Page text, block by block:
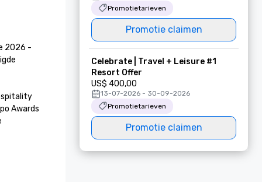
2026 -
Awards
Promotietarieven
Promotie claimen
Celebrate | Travel + Leisure #1
Resort Offer
US$ 400,00
13-07-2026 - 30-09-2026
Promotietarieven
Promotie claimen